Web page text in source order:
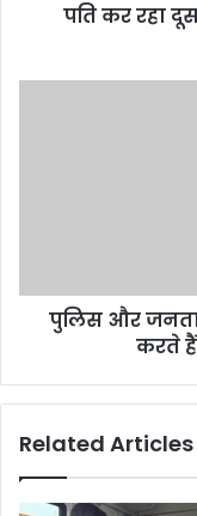
पति कर रहा
पुलिस और
करते
Related Articles